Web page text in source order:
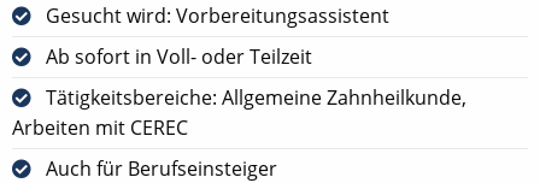
Gesucht wird: Vorbereitungsassistent
Ab sofort in Voll- oder Teilzeit
Tätigkeitsbereiche: Allgemeine Zahnheilkunde,
Arbeiten mit CEREC
Auch für Berufseinsteiger